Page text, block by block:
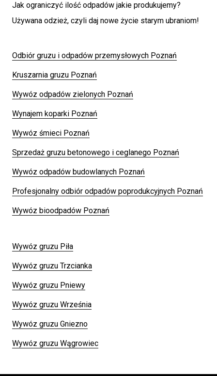
Jak ograniczyć ilość odpadów jakie produkujemy?
Używana odzież, czyli daj nowe życie starym ubraniom!
Odbiór gruzu i odpadów przemysłowych Poznań
Kruszarnia gruzu Poznań
Wywóz odpadów zielonych Poznań
Wynajem koparki Poznań
Wywóz śmieci Poznań
Sprzedaż gruzu betonowego i ceglanego Poznań
Wywóz odpadów budowlanych Poznań
Profesjonalny odbiór odpadów poprodukcyjnych Poznań
Wywóz bioodpadów Poznań
Wywóz gruzu Piła
Wywóz gruzu Trzcianka
Wywóz gruzu Pniewy
Wywóz gruzu Września
Wywóz gruzu Gniezno
Wywóz gruzu Wągrowiec